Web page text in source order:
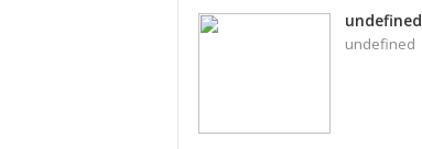
undefined
undefined